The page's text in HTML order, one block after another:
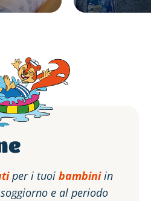
per i tuoi bambiniin
e al periodo